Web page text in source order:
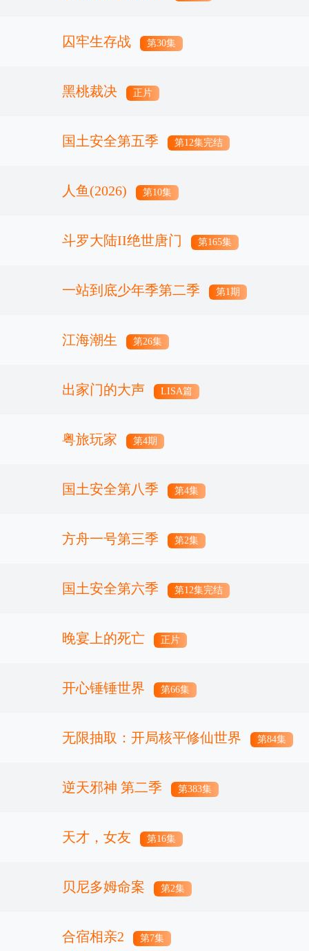
囚牢生存战 第30集
黑桃裁决 正片
国土安全第五季 第12集完结
人鱼(2026) 第10集
斗罗大陆II绝世唐门 第165集
一站到底少年季第二季 第1期
江海潮生 第26集
出家门的大声 LISA篇
粤旅玩家 第4期
国土安全第八季 第4集
方舟一号第三季 第2集
国土安全第六季 第12集完结
晚宴上的死亡 正片
开心锤锤世界 第66集
无限抽取：开局核平修仙世界 第84集
逆天邪神 第二季 第383集
天才，女友 第16集
贝尼多姆命案 第2集
合宿相亲2 第7集